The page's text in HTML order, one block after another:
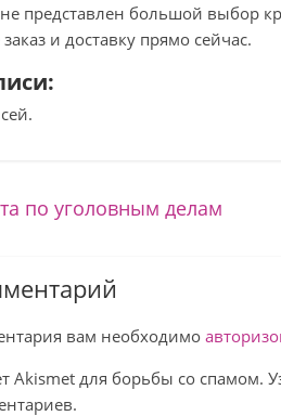
представлен большой выбор
и доставку прямо сейчас.
по уголовным делам
вам необходимо
Akismet для борьбы со спамом.